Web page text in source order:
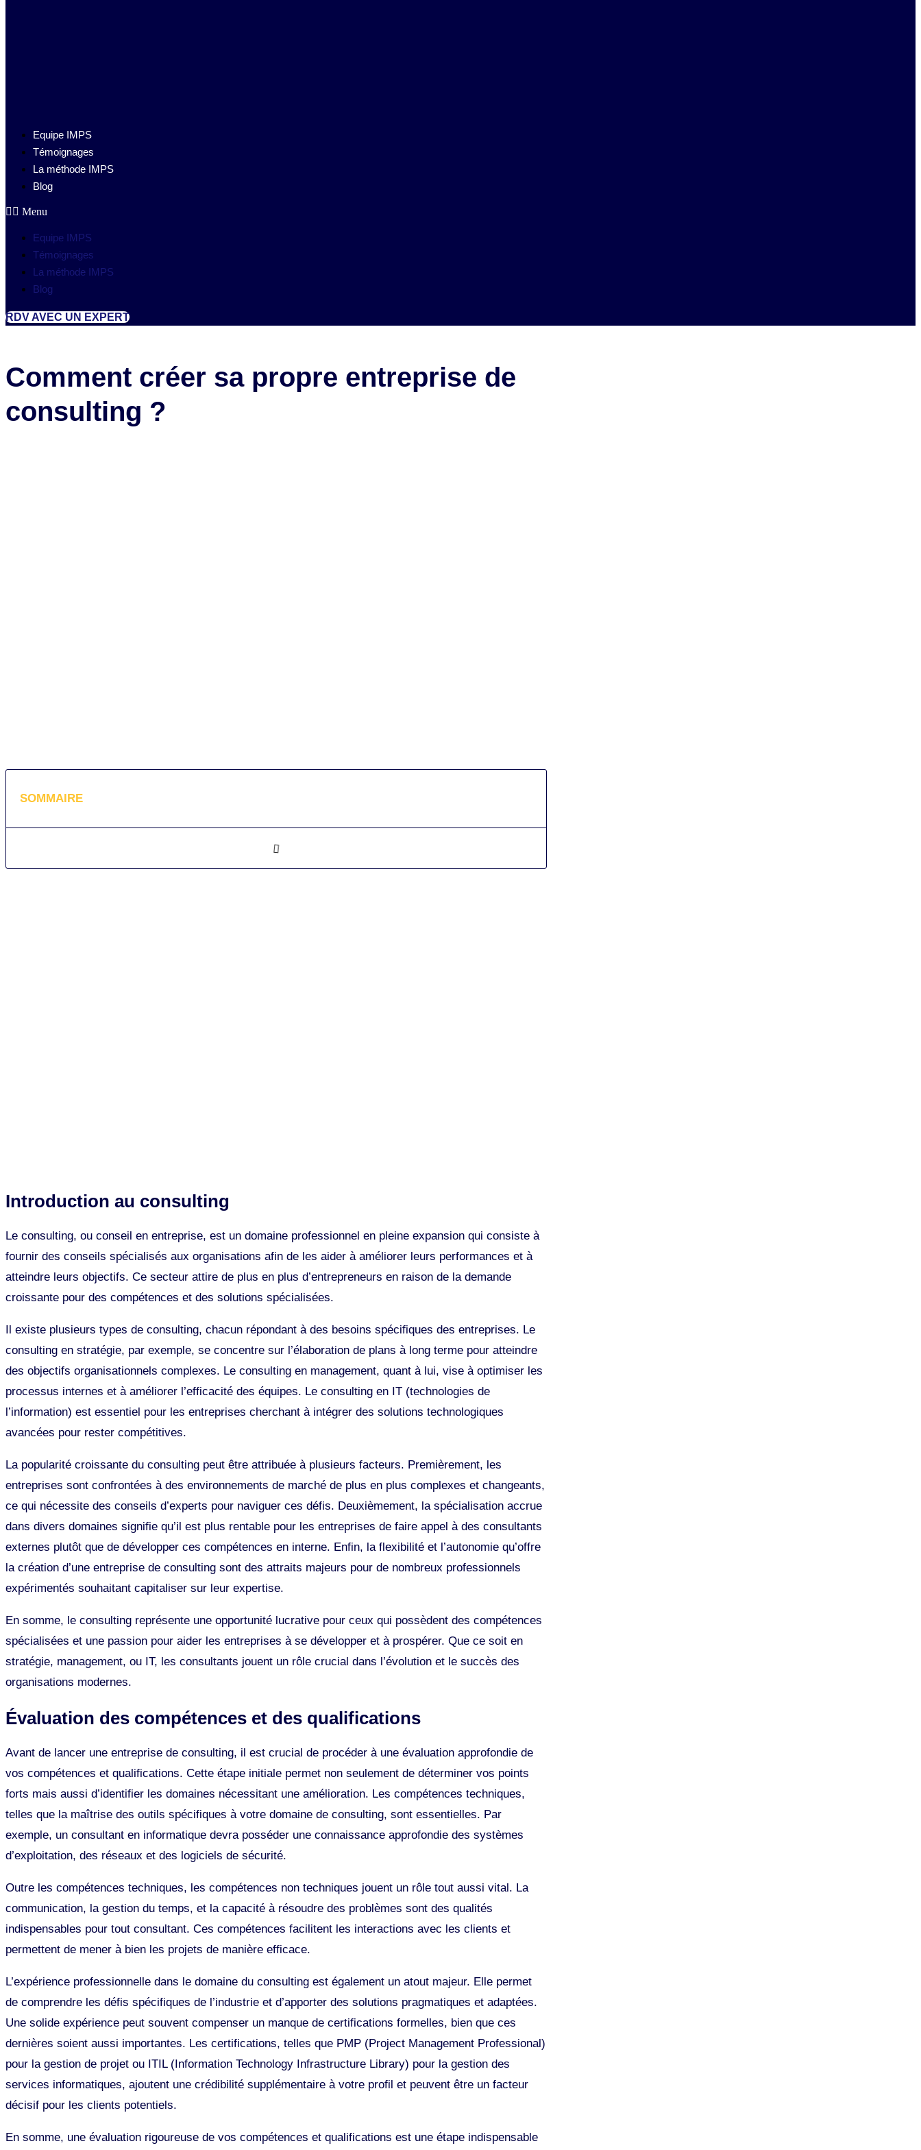
Equipe IMPS
Témoignages
La méthode IMPS
Blog
Menu
Equipe IMPS
Témoignages
La méthode IMPS
Blog
RDV AVEC UN EXPERT
Comment créer sa propre entreprise de
consulting ?
SOMMAIRE
Introduction au consulting
Le consulting, ou conseil en entreprise, est un domaine professionnel en pleine expansion qui consiste à
fournir des conseils spécialisés aux organisations afin de les aider à améliorer leurs performances et à
atteindre leurs objectifs. Ce secteur attire de plus en plus d’entrepreneurs en raison de la demande
croissante pour des compétences et des solutions spécialisées.
Il existe plusieurs types de consulting, chacun répondant à des besoins spécifiques des entreprises. Le
consulting en stratégie, par exemple, se concentre sur l’élaboration de plans à long terme pour atteindre
des objectifs organisationnels complexes. Le consulting en management, quant à lui, vise à optimiser les
processus internes et à améliorer l’efficacité des équipes. Le consulting en IT (technologies de
l’information) est essentiel pour les entreprises cherchant à intégrer des solutions technologiques
avancées pour rester compétitives.
La popularité croissante du consulting peut être attribuée à plusieurs facteurs. Premièrement, les
entreprises sont confrontées à des environnements de marché de plus en plus complexes et changeants,
ce qui nécessite des conseils d’experts pour naviguer ces défis. Deuxièmement, la spécialisation accrue
dans divers domaines signifie qu’il est plus rentable pour les entreprises de faire appel à des consultants
externes plutôt que de développer ces compétences en interne. Enfin, la flexibilité et l’autonomie qu’offre
la création d’une entreprise de consulting sont des attraits majeurs pour de nombreux professionnels
expérimentés souhaitant capitaliser sur leur expertise.
En somme, le consulting représente une opportunité lucrative pour ceux qui possèdent des compétences
spécialisées et une passion pour aider les entreprises à se développer et à prospérer. Que ce soit en
stratégie, management, ou IT, les consultants jouent un rôle crucial dans l’évolution et le succès des
organisations modernes.
Évaluation des compétences et des qualifications
Avant de lancer une entreprise de consulting, il est crucial de procéder à une évaluation approfondie de
vos compétences et qualifications. Cette étape initiale permet non seulement de déterminer vos points
forts mais aussi d’identifier les domaines nécessitant une amélioration. Les compétences techniques,
telles que la maîtrise des outils spécifiques à votre domaine de consulting, sont essentielles. Par
exemple, un consultant en informatique devra posséder une connaissance approfondie des systèmes
d’exploitation, des réseaux et des logiciels de sécurité.
Outre les compétences techniques, les compétences non techniques jouent un rôle tout aussi vital. La
communication, la gestion du temps, et la capacité à résoudre des problèmes sont des qualités
indispensables pour tout consultant. Ces compétences facilitent les interactions avec les clients et
permettent de mener à bien les projets de manière efficace.
L’expérience professionnelle dans le domaine du consulting est également un atout majeur. Elle permet
de comprendre les défis spécifiques de l’industrie et d’apporter des solutions pragmatiques et adaptées.
Une solide expérience peut souvent compenser un manque de certifications formelles, bien que ces
dernières soient aussi importantes. Les certifications, telles que PMP (Project Management Professional)
pour la gestion de projet ou ITIL (Information Technology Infrastructure Library) pour la gestion des
services informatiques, ajoutent une crédibilité supplémentaire à votre profil et peuvent être un facteur
décisif pour les clients potentiels.
En somme, une évaluation rigoureuse de vos compétences et qualifications est une étape indispensable